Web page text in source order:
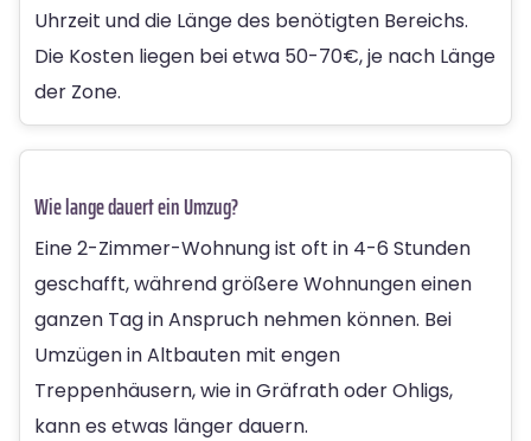
Uhrzeit und die Länge des benötigten Bereichs.
Die Kosten liegen bei etwa 50-70€, je nach Länge
der Zone.
Wie lange dauert ein Umzug?
Eine 2-Zimmer-Wohnung ist oft in 4-6 Stunden
geschafft, während größere Wohnungen einen
ganzen Tag in Anspruch nehmen können. Bei
Umzügen in Altbauten mit engen
Treppenhäusern, wie in Gräfrath oder Ohligs,
kann es etwas länger dauern.